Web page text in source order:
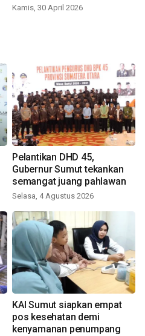
Kamis, 30 April 2026
Pelantikan DHD 45,
Gubernur Sumut tekankan
semangat juang pahlawan
Selasa, 4 Agustus 2026
KAI Sumut siapkan empat
pos kesehatan demi
kenyamanan penumpang